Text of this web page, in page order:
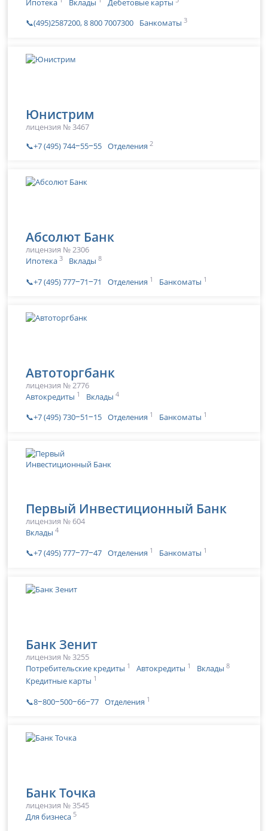
Ипотека Вклады Дебетовые карты
📞(495)2587200, 8 800 7007300 Банкоматы 3
Юнистрим
лицензия № 3467
📞+7 (495) 744‒55‒55 Отделения 2
Абсолют Банк
лицензия № 2306
Ипотека 3 Вклады 8
📞+7 (495) 777‒71‒71 Отделения 1 Банкоматы 1
Автоторгбанк
лицензия № 2776
Автокредиты 1 Вклады 4
📞+7 (495) 730‒51‒15 Отделения 1 Банкоматы 1
Первый Инвестиционный Банк
лицензия № 604
Вклады 4
📞+7 (495) 777‒77‒47 Отделения 1 Банкоматы 1
Банк Зенит
лицензия № 3255
Потребительские кредиты 1 Автокредиты 1 Вклады 8
Кредитные карты 1
📞8‒800‒500‒66‒77 Отделения 1
Банк Точка
лицензия № 3545
Для бизнеса 5